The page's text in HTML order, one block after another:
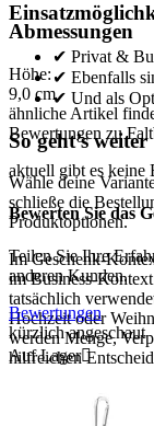
✔ Privat &
✔ Ebenfalls
✔ Und als
So geht’s weiter
Wähle deine
schließe die
Produktoptionen.
Im Geschenk-
im Business-
tatsächlich
Hochzeit oder
werden Menge,
hilfreichen
Wenn du mehrere
Gewicht und
Abmessungen
Höhe:
9,0 cm
ähnliche Artikel
Bewertungen zu
aktuell gibt es keine
Bewerten Sie das
Teilen Sie Ihre
anderen Kunden.
Bewertungen
kürzlich angeschaut
Auf Lager